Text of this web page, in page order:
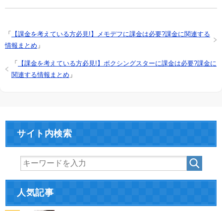
「
【課金を考えている方必見!】メモデフに課金は必要?課金に関連する
情報まとめ 」
「
【課金を考えている方必見!】ボクシングスターに課金は必要?課金に
関連する情報まとめ 」
サイト内検索
人気記事